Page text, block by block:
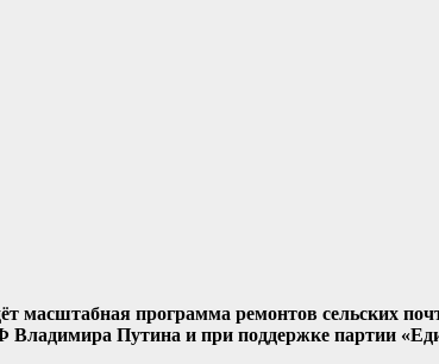
масштабная программа ремонтов сельских
Владимира Путина и при поддержке партии